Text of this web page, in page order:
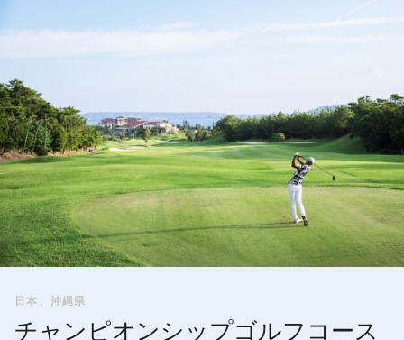
日本、沖縄県
チャンピオンシップゴルフコース